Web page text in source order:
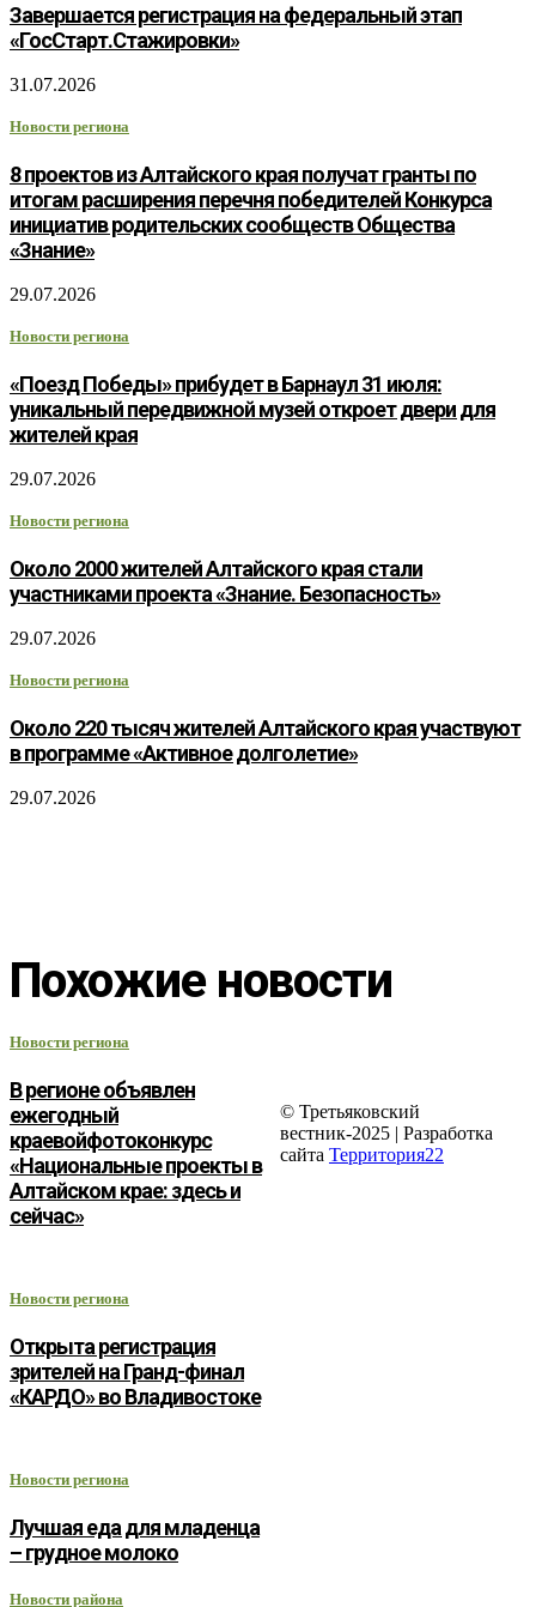
Завершается регистрация на федеральный этап
«ГосСтарт.Стажировки»
31.07.2026
Новости региона
8 проектов из Алтайского края получат гранты по
итогам расширения перечня победителей Конкурса
инициатив родительских сообществ Общества
«Знание»
29.07.2026
Новости региона
«Поезд Победы» прибудет в Барнаул 31 июля:
уникальный передвижной музей откроет двери для
жителей края
29.07.2026
Новости региона
Около 2000 жителей Алтайского края стали
участниками проекта «Знание. Безопасность»
29.07.2026
Новости региона
Около 220 тысяч жителей Алтайского края участвуют
в программе «Активное долголетие»
29.07.2026
Похожие новости
Новости региона
В регионе объявлен
ежегодный
краевойфотоконкурс
«Национальные проекты в
Алтайском крае: здесь и
сейчас»
Новости региона
Открыта регистрация
зрителей на Гранд-финал
«КАРДО» во Владивостоке
Новости региона
Лучшая еда для младенца
– грудное молоко
Новости района
© Третьяковский
вестник-2025 | Разработка
сайта Территория22